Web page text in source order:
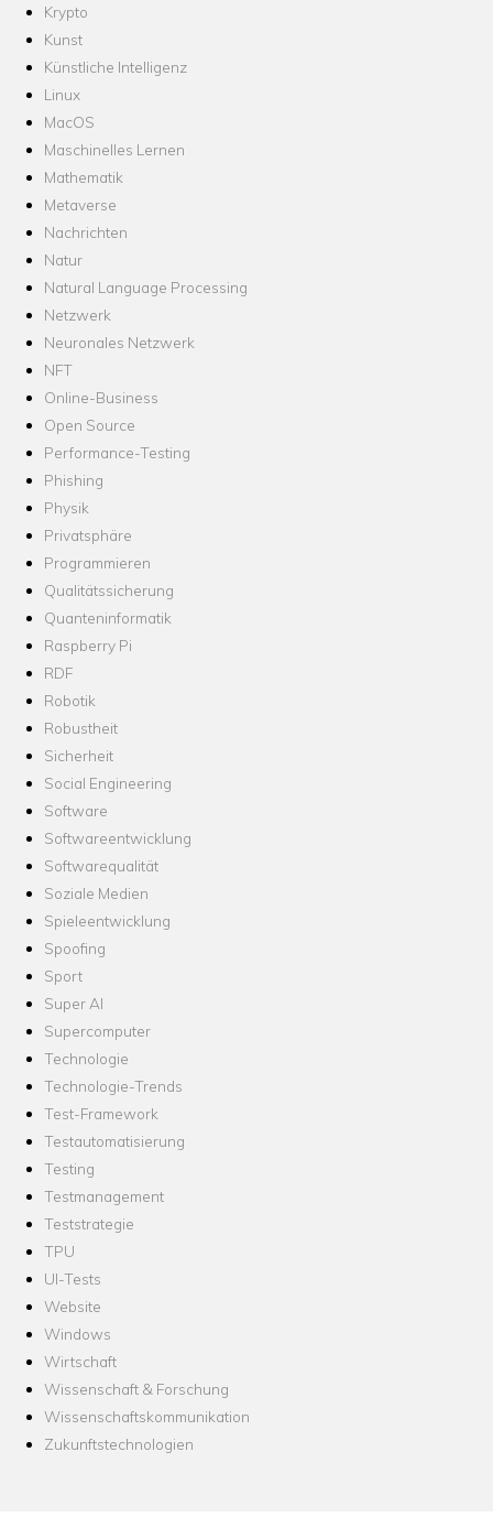
Krypto
Kunst
Künstliche Intelligenz
Linux
MacOS
Maschinelles Lernen
Mathematik
Metaverse
Nachrichten
Natur
Natural Language Processing
Netzwerk
Neuronales Netzwerk
NFT
Online-Business
Open Source
Performance-Testing
Phishing
Physik
Privatsphäre
Programmieren
Qualitätssicherung
Quanteninformatik
Raspberry Pi
RDF
Robotik
Robustheit
Sicherheit
Social Engineering
Software
Softwareentwicklung
Softwarequalität
Soziale Medien
Spieleentwicklung
Spoofing
Sport
Super AI
Supercomputer
Technologie
Technologie-Trends
Test-Framework
Testautomatisierung
Testing
Testmanagement
Teststrategie
TPU
UI-Tests
Website
Windows
Wirtschaft
Wissenschaft & Forschung
Wissenschaftskommunikation
Zukunftstechnologien